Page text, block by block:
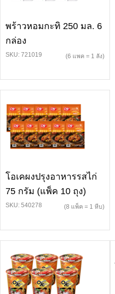
พร้าวหอมกะทิ 250 มล. 6
กล่อง
SKU: 721019 (6 แพค = 1 ลัง)
โอเคผงปรุงอาหารรสไก่
75 กรัม (แพ็ค 10 ถุง)
SKU: 540278 (8 แพ็ค = 1 หีบ)